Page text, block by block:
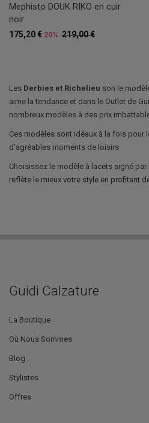
Mephisto DOUK RIKO en cuir
noir
219,00 €
175,20 € 20%
Les Derbies et Richelieu son le
aime la tendance et dans le Outlet de
nombreux modèles à des prix
Ces modèles sont idéaux à la fois pour
d'agréables moments de loisirs.
Choisissez le modèle à lacets signé
reflète le mieux votre style en profitant
Guidi Calzature
La Boutique
Où Nous Sommes
Blog
Stylistes
Offres